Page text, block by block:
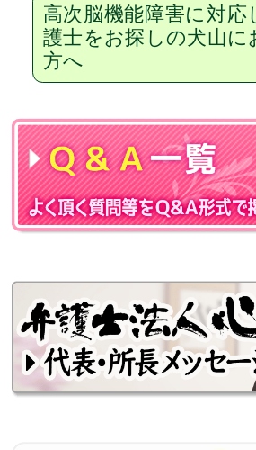
高次脳機能障害に対応
護士をお探しの犬山に
方へ